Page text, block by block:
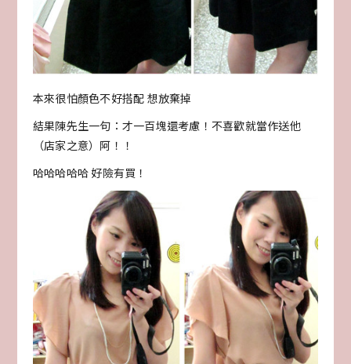
本來很怕顏色不好搭配 想放棄掉
結果陳先生一句：才一百塊還考慮！不喜歡就當作送他
（店家之意）阿！！
哈哈哈哈哈 好險有買！